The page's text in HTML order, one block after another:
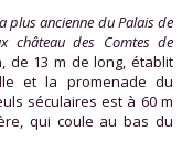
plus ancienne du Palais de
château des Comtes de
de 13 m de long, établit
et la promenade du
séculaires est à 60 m
qui coule au bas du